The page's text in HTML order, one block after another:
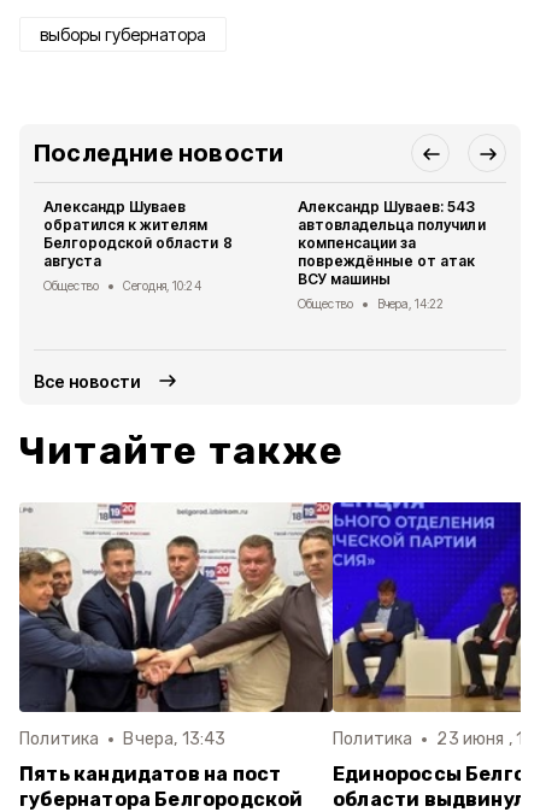
выборы губернатора
Последние новости
Александр Шуваев
обратился к жителям
Белгородской области 8
августа
Общество Сегодня, 10:24
Александр Шуваев: 543
автовладельца получили
компенсации за
повреждённые от атак
ВСУ машины
Общество Вчера, 14:22
Все новости
Читайте также
Политика Вчера, 13:43
Пять кандидатов на пост
губернатора Белгородской
Политика 23 июня ,
Единороссы
области выдвинули